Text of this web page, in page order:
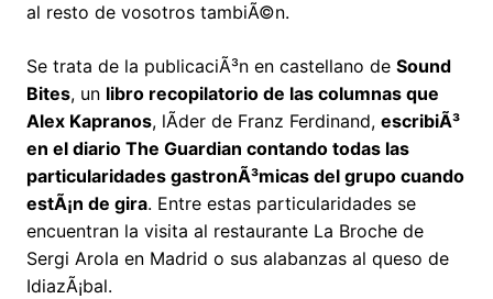
al resto de vosotros tambiÃ©n.
Se trata de la publicaciÃ³n en castellano de Sound
Bites, un libro recopilatorio de las columnas que
Alex Kapranos, lÃ­der de Franz Ferdinand, escribiÃ³
en el diario The Guardian contando todas las
particularidades gastronÃ³micas del grupo cuando
estÃ¡n de gira. Entre estas particularidades se
encuentran la visita al restaurante La Broche de
Sergi Arola en Madrid o sus alabanzas al queso de
IdiazÃ¡bal.